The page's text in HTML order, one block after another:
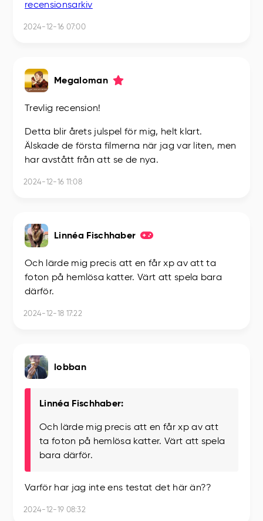
recensionsarkiv
2024-12-16 07:00
Megaloman
Trevlig recension!
Detta blir årets julspel för mig, helt klart.
Älskade de första filmerna när jag var liten, men
har avstått från att se de nya.
2024-12-16 11:08
Linnéa Fischhaber
Och lärde mig precis att en får xp av att ta
foton på hemlösa katter. Värt att spela bara
därför.
2024-12-18 17:22
lobban
Linnéa Fischhaber:
Och lärde mig precis att en får xp av att
ta foton på hemlösa katter. Värt att spela
bara därför.
Varför har jag inte ens testat det här än??
2024-12-19 08:32